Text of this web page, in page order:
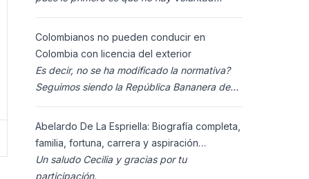
ciudadanos n
Colombianos no pueden conducir en
Colombia con licencia del exterior
Es decir, no se ha modificado la normativa?
Seguimos siendo la República Bananera de
Abelardo De La Espriella: Biografía completa,
familia, fortuna, carrera y aspiración
presidencial 2026.
Un saludo Cecilia y gracias por tu
participación.